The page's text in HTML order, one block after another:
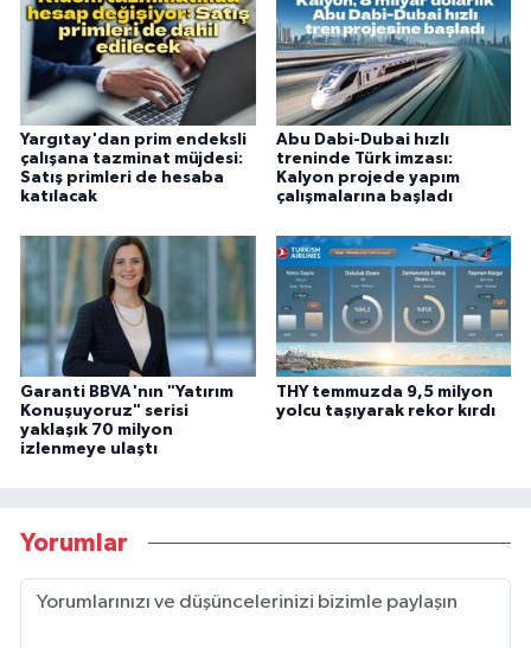
Yargıtay'dan prim endeksli
çalışana tazminat müjdesi:
Satış primleri de hesaba
katılacak
Abu Dabi-Dubai hızlı
treninde Türk imzası:
Kalyon projede yapım
çalışmalarına başladı
Garanti BBVA'nın "Yatırım
Konuşuyoruz" serisi
yaklaşık 70 milyon
izlenmeye ulaştı
THY temmuzda 9,5 milyon
yolcu taşıyarak rekor kırdı
Yorumlar